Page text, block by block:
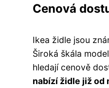
Cenová
Ikea židle jsou
Široká škála
hledají cenově
nabízí židle již od